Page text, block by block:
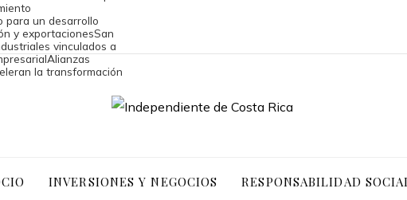
para un desarrollo
y exportacionesSan
vinculados a
Alianzas
la transformación
INVERSIONES Y NEGOCIOS RESPONSABILIDAD